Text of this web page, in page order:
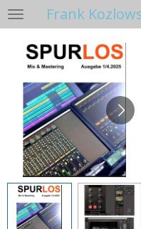
Skip
to
main
content
Frank